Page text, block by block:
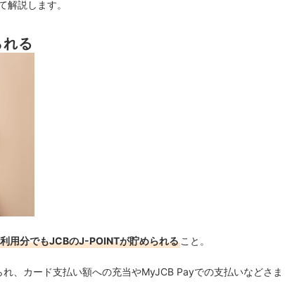
説します。
る
用分でもJCBのJ-POINTが貯められる こと。
、カード支払い額への充当やMyJCB Payでの支払いなどさま